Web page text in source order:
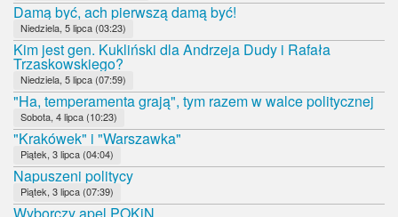
Damą być, ach pierwszą damą być!
Niedziela, 5 lipca (03:23)
Kim jest gen. Kukliński dla Andrzeja Dudy i Rafała
Trzaskowskiego?
Niedziela, 5 lipca (07:59)
"Ha, temperamenta grają", tym razem w walce politycznej
Sobota, 4 lipca (10:23)
"Krakówek" i "Warszawka"
Piątek, 3 lipca (04:04)
Napuszeni politycy
Piątek, 3 lipca (07:39)
Wyborczy apel POKiN